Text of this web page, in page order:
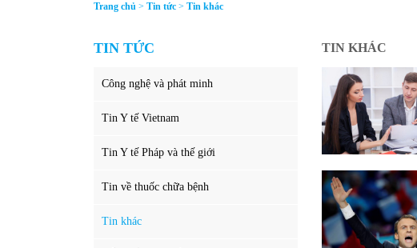
Trang chủ > Tin tức > Tin khác
TIN TỨC
Công nghệ và phát minh
Tin Y tế Vietnam
Tin Y tế Pháp và thế giới
Tin về thuốc chữa bệnh
Tin khác
TIN KHÁC